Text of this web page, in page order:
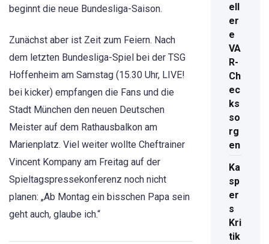
beginnt die neue Bundesliga-Saison.
Zunächst aber ist Zeit zum Feiern. Nach
dem letzten Bundesliga-Spiel bei der TSG
Hoffenheim am Samstag (15.30 Uhr, LIVE!
bei kicker) empfangen die Fans und die
Stadt München den neuen Deutschen
Meister auf dem Rathausbalkon am
Marienplatz. Viel weiter wollte Cheftrainer
Vincent Kompany am Freitag auf der
Spieltagspressekonferenz noch nicht
planen: „Ab Montag ein bisschen Papa sein
geht auch, glaube ich.“
ell
er
e
VA
R-
Ch
ec
ks
so
rg
en
Ka
sp
er
s
Kri
tik